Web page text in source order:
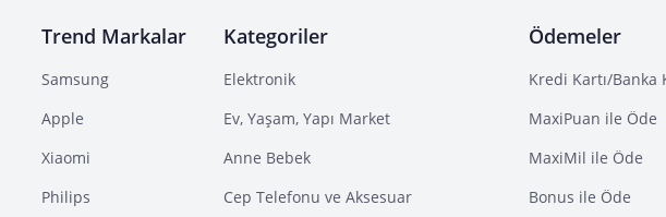
Trend Markalar
Samsung
Apple
Xiaomi
Philips
Kategoriler
Elektronik
Ev, Yaşam, Yapı Market
Anne Bebek
Cep Telefonu ve Aksesuar
Ödemeler
Kredi Kartı/Banka
MaxiPuan ile Öde
MaxiMil ile Öde
Bonus ile Öde